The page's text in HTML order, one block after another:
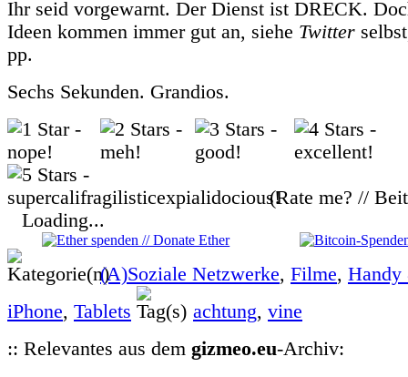
Ihr seid vorgewarnt. Der Dienst ist DRECK.
Ideen kommen immer gut an, siehe Twitter
pp.
Sechs Sekunden. Grandios.
(Rate me? //
Loading...
(A)Soziale Netzwerke, Filme, Handy
iPhone, Tablets achtung, vine
:: Relevantes aus dem gizmeo.eu-Archiv: